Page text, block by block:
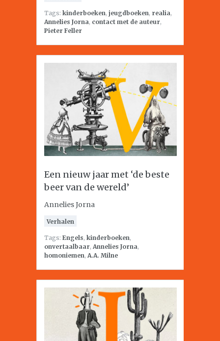
Tags: kinderboeken, jeugdboeken, realia,
Annelies Jorna, contact met de auteur,
Pieter Feller
Een nieuw jaar met ‘de beste
beer van de wereld’
Annelies Jorna
Verhalen
Tags: Engels, kinderboeken,
onvertaalbaar, Annelies Jorna,
homoniemen, A.A. Milne